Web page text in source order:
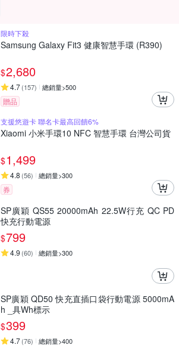
限時下殺
Samsung Galaxy Fit3 健康智慧手環 (R390)
$2,680
4.7(157) 總銷量>500
贈品
支援悠遊卡 聯名卡最高回饋6%
Xiaomi 小米手環10 NFC 智慧手環 台灣公司貨
$1,499
4.8 (56) 總銷量>300
券
SP廣穎 QS55 20000mAh 22.5W行充 QC PD
快充行動電源
$799
4.9 (60) 總銷量>300
SP廣穎 QD50 快充直插口袋行動電源 5000mA
h _具Wh標示
$399
4.7(76) 總銷量>400